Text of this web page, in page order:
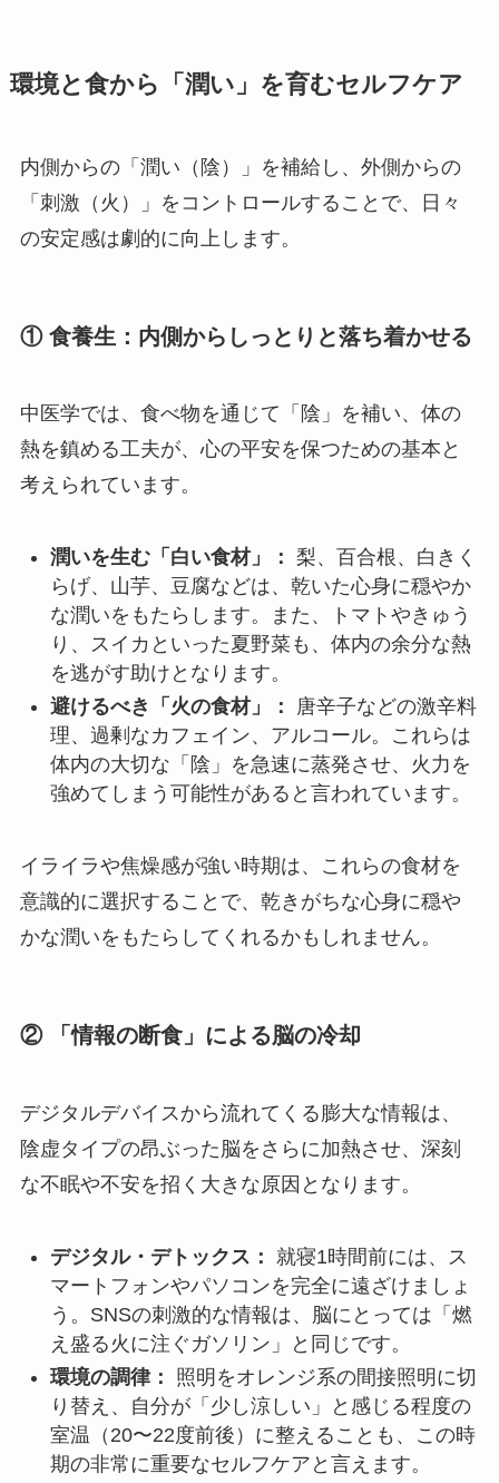
環境と食から「潤い」を育むセルフケア
内側からの「潤い（陰）」を補給し、外側からの
「刺激（火）」をコントロールすることで、日々
の安定感は劇的に向上します。
① 食養生：内側からしっとりと落ち着かせる
中医学では、食べ物を通じて「陰」を補い、体の
熱を鎮める工夫が、心の平安を保つための基本と
考えられています。
潤いを生む「白い食材」： 梨、百合根、白きく
らげ、山芋、豆腐などは、乾いた心身に穏やか
な潤いをもたらします。また、トマトやきゅう
り、スイカといった夏野菜も、体内の余分な熱
を逃がす助けとなります。
避けるべき「火の食材」：
唐辛子などの激辛料
理、過剰なカフェイン、アルコール。これらは
体内の大切な「陰」を急速に蒸発させ、火力を
強めてしまう可能性があると言われています。
イライラや焦燥感が強い時期は、これらの食材を
意識的に選択することで、乾きがちな心身に穏や
かな潤いをもたらしてくれるかもしれません。
② 「情報の断食」による脳の冷却
デジタルデバイスから流れてくる膨大な情報は、
陰虚タイプの昂ぶった脳をさらに加熱させ、深刻
な不眠や不安を招く大きな原因となります。
デジタル・デトックス：
就寝1時間前には、ス
マートフォンやパソコンを完全に遠ざけましょ
う。SNSの刺激的な情報は、脳にとっては「燃
え盛る火に注ぐガソリン」と同じです。
環境の調律：
照明をオレンジ系の間接照明に切
り替え、自分が「少し涼しい」と感じる程度の
室温（20〜22度前後）に整えることも、この時
期の非常に重要なセルフケアと言えます。